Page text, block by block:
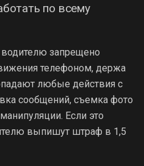
по всему
водителю запрещено
телефоном, держа
любые действия с
сообщений, съемка фото
Если это
выпишут штраф в 1,5